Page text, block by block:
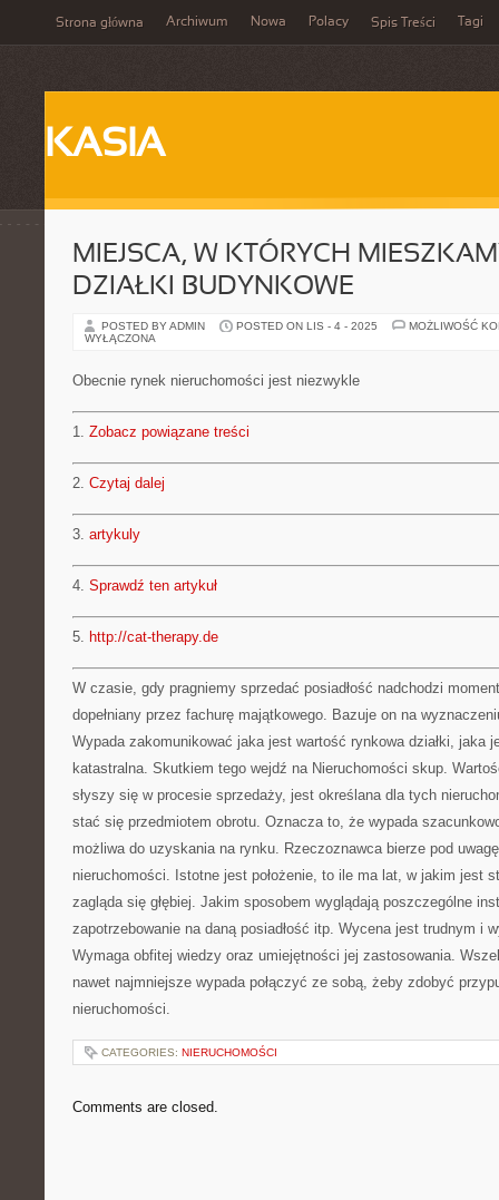
Strona główna Archiwum Nowa Polacy Spis Treści Tagi
KASIA
MIEJSCA, W KTÓRYCH
DZIAŁKI BUDYNKOWE
POSTED BY ADMIN POSTED ON LIS - 4 - 2025
MOŻLIWOŚĆ
WYŁĄCZONA
Obecnie rynek nieruchomości jest niezwykle
1. Zobacz powiązane treści
2. Czytaj dalej
3. artykuly
4. Sprawdź ten artykuł
5. http://cat-therapy.de
W czasie, gdy pragniemy sprzedać posiadłość nadchodzi
dopełniany przez fachurę majątkowego. Bazuje on na
Wypada zakomunikować jaka jest wartość rynkowa działki, jaka
katastralna. Skutkiem tego wejdź na Nieruchomości skup.
słyszy się w procesie sprzedaży, jest określana dla tych
stać się przedmiotem obrotu. Oznacza to, że wypada
możliwa do uzyskania na rynku. Rzeczoznawca bierze pod
nieruchomości. Istotne jest położenie, to ile ma lat, w jakim jest
zagląda się głębiej. Jakim sposobem wyglądają poszczególne
zapotrzebowanie na daną posiadłość itp. Wycena jest trudnym i
Wymaga obfitej wiedzy oraz umiejętności jej zastosowania.
nawet najmniejsze wypada połączyć ze sobą, żeby zdobyć
nieruchomości.
CATEGORIES: NIERUCHOMOŚCI
Comments are closed.